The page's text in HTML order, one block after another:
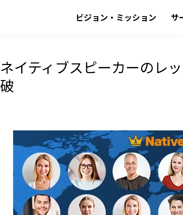
ビジョン・ミッション サ
ネイティブスピーカーのレ
破